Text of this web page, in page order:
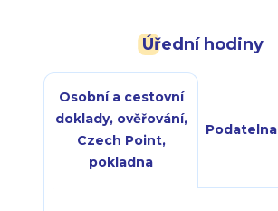
Úřední hodiny
Osobní a cestovní
doklady, ověřování,
Czech Point,
pokladna
Podatelna